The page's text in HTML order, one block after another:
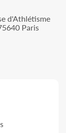
d'Athlétisme
Paris